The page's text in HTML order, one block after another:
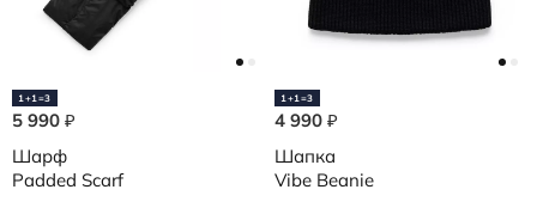
1+1=3
5 990 ₽
Шарф
Padded Scarf
1+1=3
4 990 ₽
Шапка
Vibe Beanie